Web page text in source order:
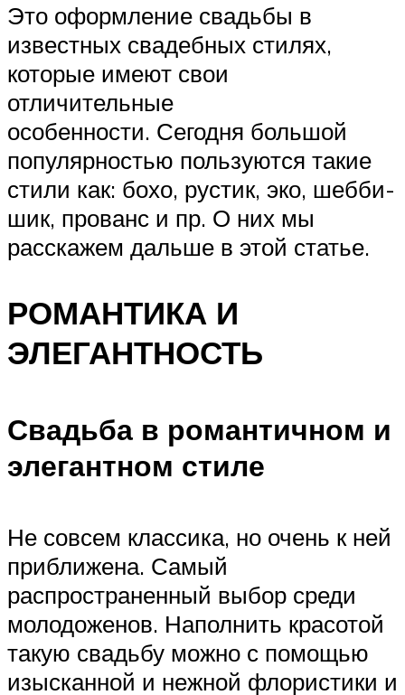
Это оформление свадьбы в
известных свадебных стилях,
которые имеют свои
отличительные
особенности. Сегодня большой
популярностью пользуются такие
стили как: бохо, рустик, эко, шебби-
шик, прованс и пр. О них мы
расскажем дальше в этой статье.
РОМАНТИКА И
ЭЛЕГАНТНОСТЬ
Свадьба в романтичном и
элегантном стиле
Не совсем классика, но очень к ней
приближена. Самый
распространенный выбор среди
молодоженов. Наполнить красотой
такую свадьбу можно с помощью
изысканной и нежной флористики и